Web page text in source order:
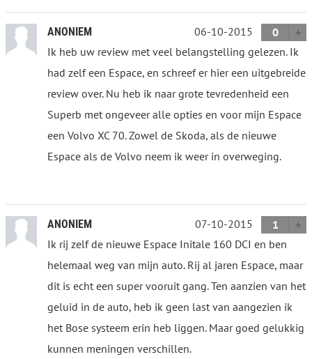
ANONIEM 06-10-2015
0
Ik heb uw review met veel belangstelling gelezen. Ik
had zelf een Espace, en schreef er hier een uitgebreide
review over. Nu heb ik naar grote tevredenheid een
Superb met ongeveer alle opties en voor mijn Espace
een Volvo XC 70. Zowel de Skoda, als de nieuwe
Espace als de Volvo neem ik weer in overweging.
ANONIEM 07-10-2015
1
Ik rij zelf de nieuwe Espace Initale 160 DCI en ben
helemaal weg van mijn auto. Rij al jaren Espace, maar
dit is echt een super vooruit gang. Ten aanzien van het
geluid in de auto, heb ik geen last van aangezien ik
het Bose systeem erin heb liggen. Maar goed gelukkig
kunnen meningen verschillen.